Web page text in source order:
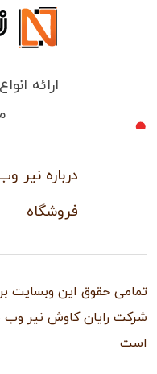
ارائه
درباره نیر
فروشگاه
تمامی حقوق این وبسایت
شرکت رایان کاوش نیر وب
است